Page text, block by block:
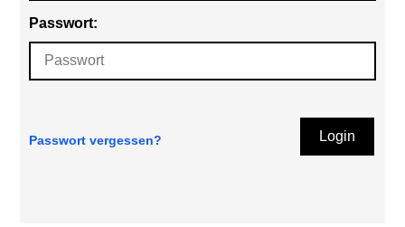
Passwort:
Login
Passwort vergessen?